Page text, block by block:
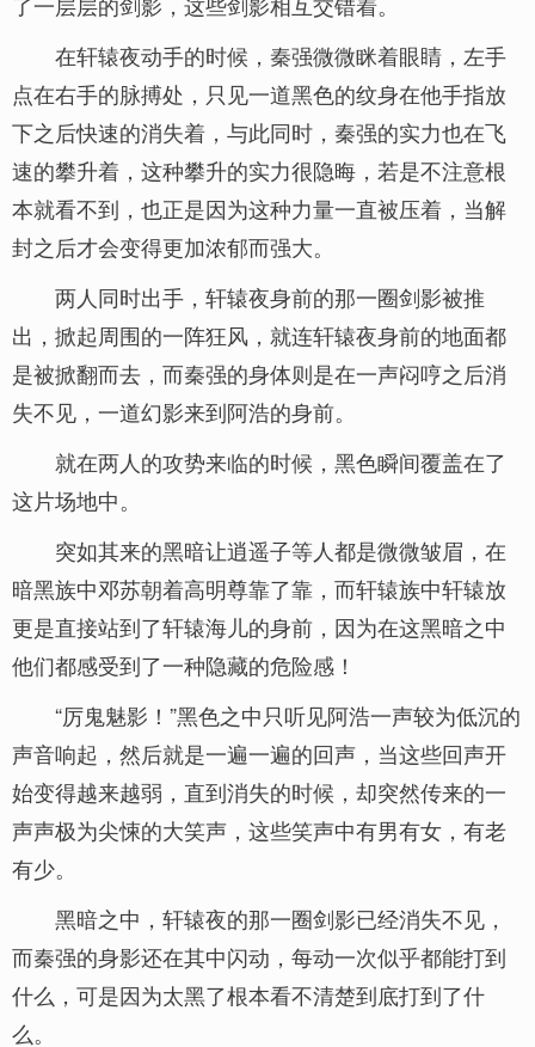
在轩辕夜动手的时候，秦强微微眯着眼睛，左手
点在右手的脉搏处，只见一道黑色的纹身在他手指放
下之后快速的消失着，与此同时，秦强的实力也在飞
速的攀升着，这种攀升的实力很隐晦，若是不注意根
本就看不到，也正是因为这种力量一直被压着，当解
封之后才会变得更加浓郁而强大。
两人同时出手，轩辕夜身前的那一圈剑影被推
出，掀起周围的一阵狂风，就连轩辕夜身前的地面都
是被掀翻而去，而秦强的身体则是在一声闷哼之后消
失不见，一道幻影来到阿浩的身前。
就在两人的攻势来临的时候，黑色瞬间覆盖在了
这片场地中。
突如其来的黑暗让逍遥子等人都是微微皱眉，在
暗黑族中邓苏朝着高明尊靠了靠，而轩辕族中轩辕放
更是直接站到了轩辕海儿的身前，因为在这黑暗之中
他们都感受到了一种隐藏的危险感！
“厉鬼魅影！”黑色之中只听见阿浩一声较为低沉的
声音响起，然后就是一遍一遍的回声，当这些回声开
始变得越来越弱，直到消失的时候，却突然传来的一
声声极为尖悚的大笑声，这些笑声中有男有女，有老
有少。
黑暗之中，轩辕夜的那一圈剑影已经消失不见，
而秦强的身影还在其中闪动，每动一次似乎都能打到
什么，可是因为太黑了根本看不清楚到底打到了什
么。